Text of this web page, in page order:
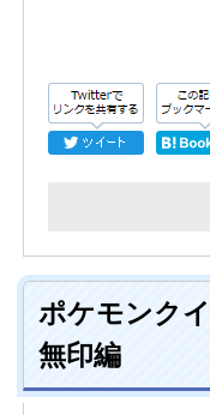
ポケモンク
無印編